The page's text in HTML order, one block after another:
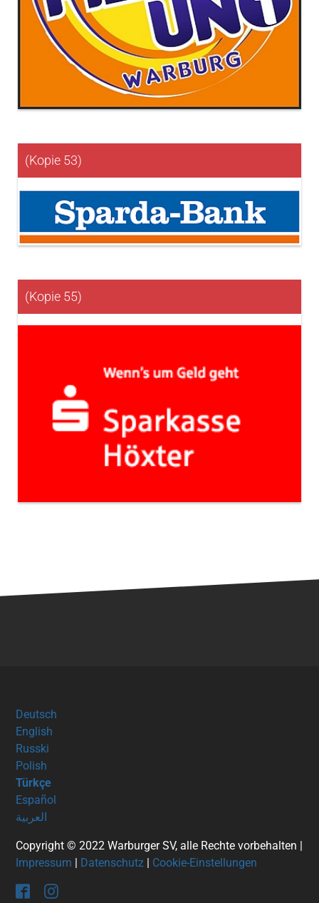
(Kopie 53)
(Kopie 55)
Deutsch
English
Russki
Polish
Türkçe
Español
العربية
Copyright © 2022 Warburger SV, alle Rechte vorbehalten |
Impressum | Datenschutz | Cookie-Einstellungen